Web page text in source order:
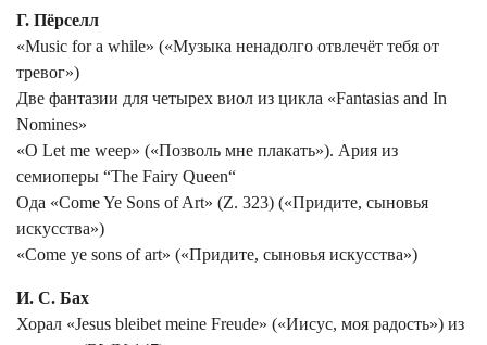
Г. Пёрселл
«Music for a while» («Музыка ненадолго отвлечёт тебя от
тревог»)
Две фантазии для четырех виол из цикла «Fantasias and In
Nomines»
«O Let me weep» («Позволь мне плакать»). Ария из
семиоперы “The Fairy Queen“
Ода «Come Ye Sons of Art» (Z. 323) («Придите, сыновья
искусства»)
«Come ye sons of art» («Придите, сыновья искусства»)
И. С. Бах
Хорал «Jesus bleibet meine Freude» («Иисус, моя радость») из